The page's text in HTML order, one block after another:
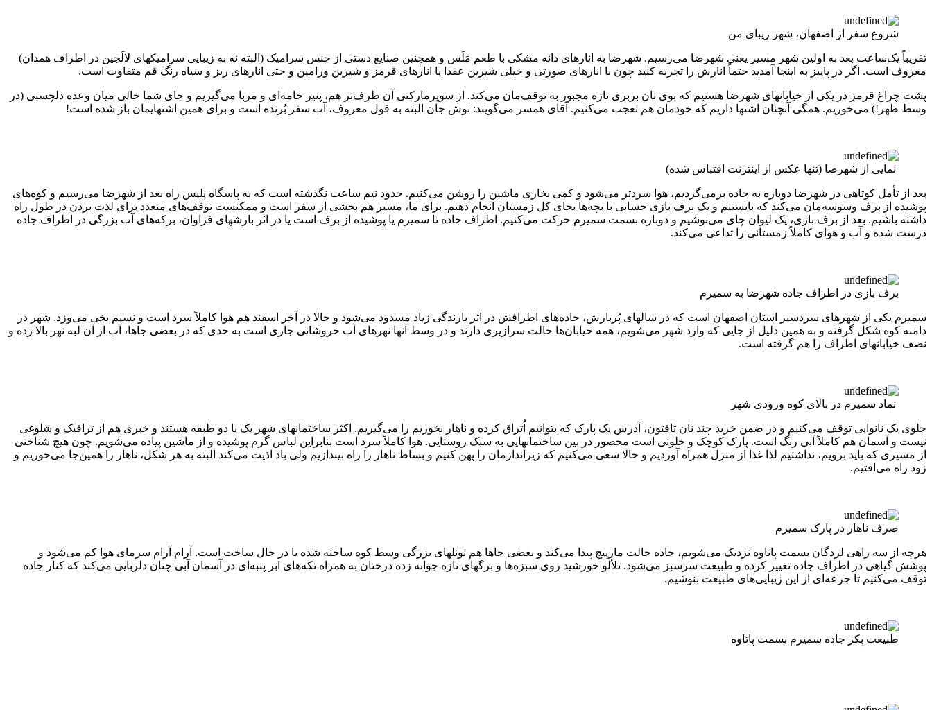
شروع سفر از اصفهان، شهر زیبای من
تقریباً یک‌ساعت بعد به اولین شهر مسیر یعنی شهرضا می‌رسیم. شهرضا به انارهای دانه مشکی با طعم مَلَس و همچنین صنایع دستی از جنس سرامیک (البته نه به زیبایی سرامیکهای لالَجین در اطراف همدان)
معروف است. اگر در پاییز به اینجا آمدید حتماً انارش را تجربه کنید چون با انارهای صورتی و خیلی شیرین عقدا یا انارهای قرمز و شیرین ورامین و حتی انارهای ریز و سیاه رنگ قم متفاوت است.
پشت چراغ قرمز در یکی از خیابانهای شهرضا هستیم که بوی نان بربری تازه مجبور به توقف‌مان می‌کند. از سوپرمارکتی آن طرف‌تر هم، پنیر خامه‌ای و مربا می‌گیریم و جای شما خالی میان وعده دلچسبی (در
وسط ظهر!) می‌خوریم. همگی آنچنان اشتها داریم که خودمان هم تعجب می‌کنیم. آقای همسر می‌گویند: نوش جان البته به قول معروف، آب سفر بُرنده است و برای همین اشتهایمان باز شده است!
نمایی از شهرضا (تنها عکس از اینترنت اقتباس شده)
بعد از تأمل کوتاهی در شهرضا دوباره به جاده برمی‌گردیم، هوا سردتر می‌شود و کمی بخاری ماشین را روشن می‌کنیم. حدود نیم ساعت نگذشته است که به پاسگاه پلیس راه بعد از شهرضا می‌رسیم و کوه‌های
پوشیده از برف وسوسه‌مان می‌کند که بایستیم و یک برف بازی حسابی با بچه‌ها بجای کل زمستان انجام دهیم. برای ما، مسیر هم بخشی از سفر است و ممکنست توقف‌های متعدد برای لذت بردن در طول راه
داشته باشیم. بعد از برف بازی، یک لیوان چای می‌نوشیم و دوباره بسمت سمیرم حرکت می‌کنیم. اطراف جاده تا سمیرم یا پوشیده از برف است یا در اثر بارشهای فراوان، برکه‌های آب بزرگی در اطراف جاده
درست شده و آب و هوای کاملاً زمستانی را تداعی می‌کند.
برف بازی در اطراف جاده شهرضا به سمیرم
سمیرم یکی از شهرهای سردسیر استان اصفهان است که در سالهای پُربارش، جاده‌های اطرافش در اثر بارندگی زیاد مسدود می‌شود و حالا در آخر اسفند هم هوا کاملاً سرد است و نسیم یخی می‌وزد. شهر در
دامنه کوه شکل گرفته و به همین دلیل از جایی که وارد شهر می‌شویم، همه خیابان‌ها حالت سرازیری دارند و در وسط آنها نهرهای آب خروشانی جاری است به حدی که در بعضی جاها، آب از آن لبه نهر بالا زده و
نصف خیابانهای اطراف را هم گرفته است.
نماد سمیرم در بالای کوه ورودی شهر
جلوی یک نانوایی توقف می‌کنیم و در ضمن خرید چند نان تافتون، آدرس یک پارک که بتوانیم اُتراق کرده و ناهار بخوریم را می‌گیریم. اکثر ساختمانهای شهر یک یا دو طبقه هستند و خبری هم از ترافیک و شلوغی
نیست و آسمان هم کاملاً آبی رنگ است. پارک کوچک و خلوتی است محصور در بین ساختمانهایی به سبک روستایی. هوا کاملاً سرد است بنابراین لباس گرم پوشیده و از ماشین پیاده می‌شویم. چون هیچ شناختی
از مسیری که باید برویم، نداشتیم لذا غذا از منزل همراه آوردیم و حالا سعی می‌کنیم که زیراندازمان را پهن کنیم و بساط ناهار را راه بیندازیم ولی باد اذیت می‌کند البته به هر شکل، ناهار را همین‌جا می‌خوریم و
زود راه می‌افتیم.
صرف ناهار در پارک سمیرم
هرچه از سه راهی لردگان بسمت پاتاوه نزدیک می‌شویم، جاده حالت مارپیچ پیدا می‌کند و بعضی جاها هم تونلهای بزرگی وسط کوه ساخته‌ شده یا در حال ساخت است. آرام آرام سرمای هوا کم می‌شود و
پوشش گیاهی در اطراف جاده تغییر کرده و طبیعت سرسبز می‌شود. تلألو خورشید روی سبزه‌ها و برگهای تازه جوانه زده درختان به همراه تکه‌های ابر پنبه‌ای در آسمان آبی چنان دلربایی می‌کند که کنار جاده
توقف می‌کنیم تا جرعه‌ای از این زیبایی‌های طبیعت بنوشیم.
طبیعت بِکر جاده سمیرم بسمت پاتاوه